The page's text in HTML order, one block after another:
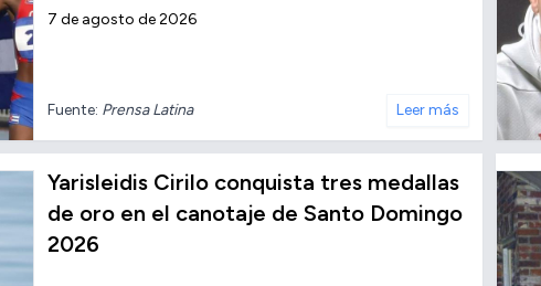
7 de agosto de 2026
Fuente: Prensa Latina Leer más
Yarisleidis Cirilo conquista tres medallas
de oro en el canotaje de Santo Domingo
2026